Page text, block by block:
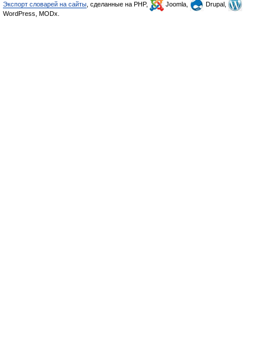
Экспорт словарей на сайты , сделанные на PHP, Joomla,
Drupal,
WordPress, MODx.